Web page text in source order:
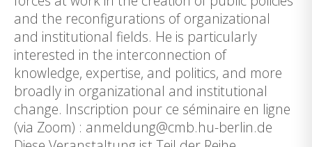
and the reconfigurations of organizational
and institutional fields. He is particularly
interested in the interconnection of
knowledge, expertise, and politics, and more
broadly in organizational and institutional
change. Inscription pour ce séminaire en ligne
(via Zoom) : anmeldung@cmb.hu-berlin.de